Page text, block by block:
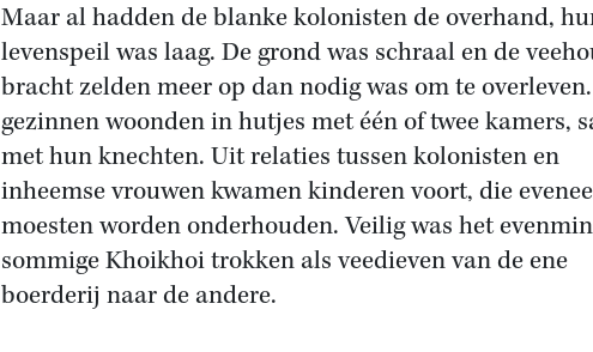
Maar al hadden de blanke kolonisten de overhand,
levenspeil was laag. De grond was schraal en de
bracht zelden meer op dan nodig was om te
gezinnen woonden in hutjes met één of twee kamers,
met hun knechten. Uit relaties tussen kolonisten en
inheemse vrouwen kwamen kinderen voort, die
moesten worden onderhouden. Veilig was het
sommige Khoikhoi trokken als veedieven van de ene
boerderij naar de andere.